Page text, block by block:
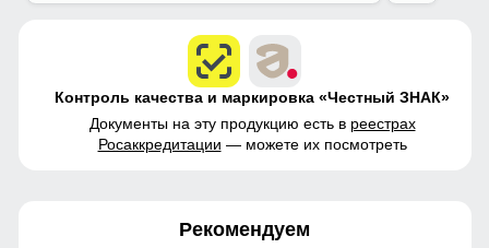
Контроль качества и маркировка «Честный ЗНАК»
Документы на эту продукцию есть в реестрах
Росаккредитации — можете их посмотреть
Рекомендуем